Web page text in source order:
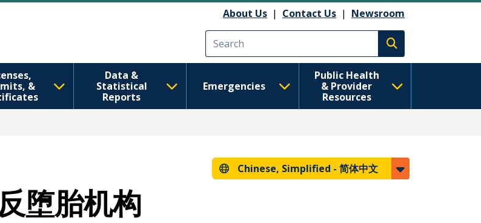
About Us | Contact Us | Newsroom
Execute search
&
Data &
Statistical
Reports
Emergencies
Public Health
& Provider
Resources
Chinese, Simplified - 简体中文
堕胎机构